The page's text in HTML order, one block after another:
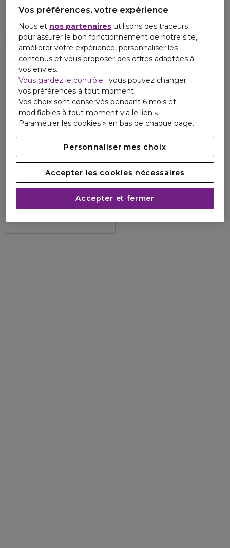
151,00 € 4.8 83 150,00 € 4.6
MASQUE
Masque Eclat Express
133,50 € 4.8 80
Vos préférences, votre expérience
Nous et nos partenaires utilisons des traceurs
pour assurer le bon fonctionnement de notre site,
améliorer votre expérience, personnaliser les
contenus et vous proposer des offres adaptées à
vos envies.
Vous gardez le contrôle : vous pouvez changer
vos préférences à tout moment.
Vos choix sont conservés pendant 6 mois et
modifiables à tout moment via le lien «
Paramétrer les cookies » en bas de chaque page.
Personnaliser mes choix
Accepter les cookies nécessaires
Accepter et fermer